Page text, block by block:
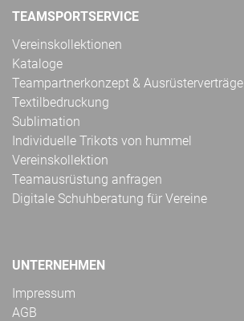
TEAMSPORTSERVICE
Vereinskollektionen
Kataloge
Teampartnerkonzept & Ausrüsterverträge
Textilbedruckung
Sublimation
Individuelle Trikots von hummel
Vereinskollektion
Teamausrüstung anfragen
Digitale Schuhberatung für Vereine
UNTERNEHMEN
Impressum
AGB